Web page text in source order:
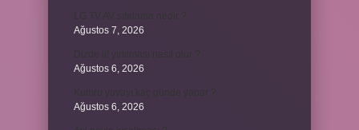
Ağustos 7, 2026
Ağustos 6, 2026
Ağustos 6, 2026